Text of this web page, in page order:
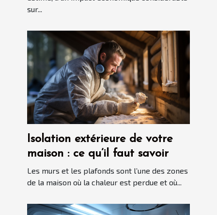
sur...
Isolation extérieure de votre
maison : ce qu’il faut savoir
Les murs et les plafonds sont l’une des zones
de la maison où la chaleur est perdue et où...